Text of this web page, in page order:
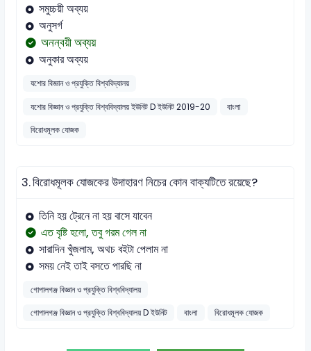
সমুচ্চয়ী অব্যয়
অনুসর্গ
অনন্বয়ী অব্যয়
অনুকার অব্যয়
যশোর বিজ্ঞান ও প্রযুক্তি বিশ্ববিদ্যালয়
যশোর বিজ্ঞান ও প্রযুক্তি বিশ্ববিদ্যালয় ইউনিট D ইউনিট 2019-20
বাংলা
বিরোধমূলক যোজক
3.বিরোধমূলক যোজকের উদাহারণ ‍নিচের কোন বাক্যটিতে রয়েছে?
তিনি হয় ট্রেনে না হয় বাসে যাবেন
এত বৃষ্টি হলো, তবু গরম গেল না
সারাদিন খুঁজলাম, অথচ বইটা পেলাম না
সময় নেই তাই বসতে পারছি না
গোপালগঞ্জ বিজ্ঞান ও প্রযুক্তি বিশ্ববিদ্যালয়
গোপালগঞ্জ বিজ্ঞান ও প্রযুক্তি বিশ্ববিদ্যালয় D ইউনিট
বাংলা বিরোধমূলক যোজক